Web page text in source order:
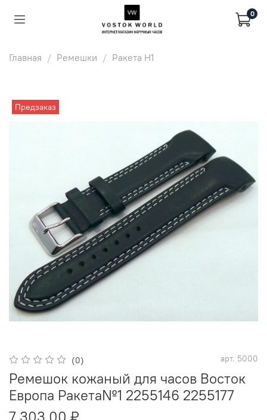
0
Главная Ремешки Ракета Н1
Предзаказ
(0) арт. 5000
Ремешок кожаный для часов Восток
Европа Ракета№1 2255146 2255177